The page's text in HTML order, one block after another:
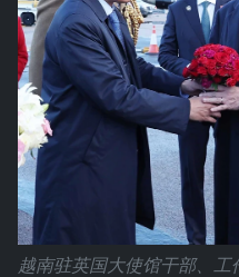
越南驻英国大使馆干部、